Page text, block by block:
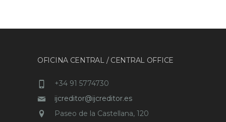
OFICINA CENTRAL / CENTRAL OFFICE
+34 91 5774730
ijcreditor@ijcreditor.es
Paseo de la Castellana, 120